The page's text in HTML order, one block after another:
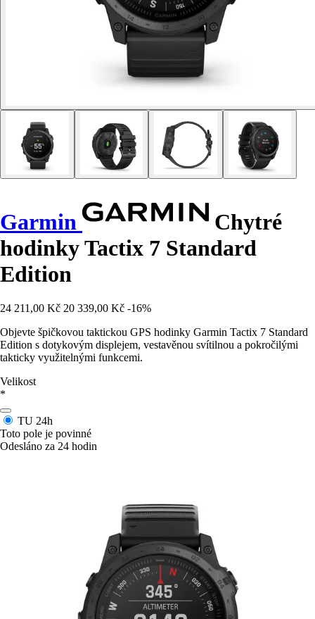
Garmin
Chytré
hodinky Tactix 7 Standard
Edition
24 211,00 Kč 20 339,00 Kč -16%
Objevte špičkovou taktickou GPS hodinky Garmin Tactix 7 Standard
Edition s dotykovým displejem, vestavěnou svítilnou a pokročilými
takticky využitelnými funkcemi.
Velikost
*
TU 24h
Toto pole je povinné
Odesláno za 24 hodin